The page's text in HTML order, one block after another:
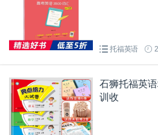
托福英语
石狮托福英
训收